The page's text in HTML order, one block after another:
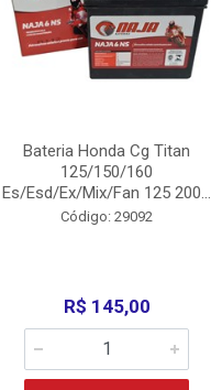
Bateria Honda Cg Titan
125/150/160
Es/Esd/Ex/Mix/Fan 125 200...
Código: 29092
R$ 145,00